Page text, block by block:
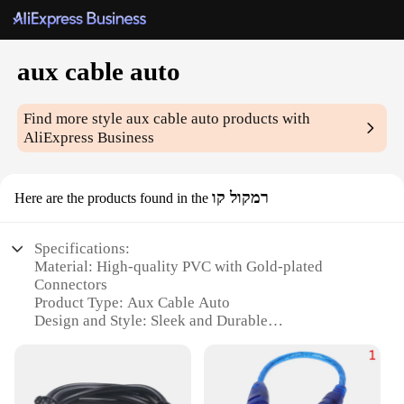
aux cable auto
Find more styleaux cable auto products with
AliExpress Business
Here are the products found in the רמקול קו
Specifications:
Material: High-quality PVC with Gold-plated
Connectors
Product Type: Aux Cable Auto
Design and Style: Sleek and Durable
Performance and Property: Hi-Fi Sound Quality
with Noise Reduction